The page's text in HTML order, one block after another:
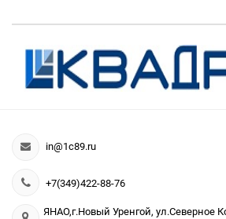
in@1c89.ru
+7(349)422-88-76
ЯНАО,г.Новый Уренгой, ул.Северное